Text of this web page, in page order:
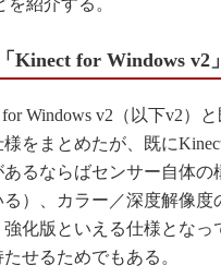
紹介する。
Kinect for Windows v2」
Windows v2（以下v2）
をまとめたが、既に
るならばセンサー自体
）、カラー／深度解像
化版といえる仕様となっ
せるためでもある。